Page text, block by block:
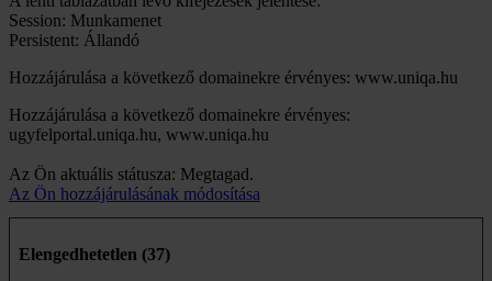
Session: Munkamenet
Persistent: Állandó
Hozzájárulása a következő domainekre érvényes: www.uniqa.hu
Hozzájárulása a következő domainekre érvényes:
ugyfelportal.uniqa.hu, www.uniqa.hu
Az Ön aktuális státusza: Megtagad.
Az Ön hozzájárulásának módosítása
Elengedhetetlen (37)